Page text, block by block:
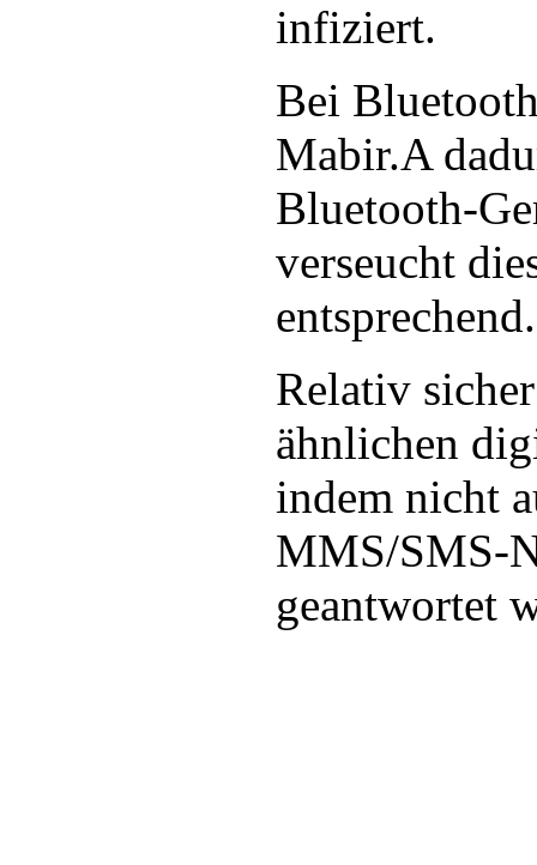
infiziert.
Bei
Mabir.A
Bluetooth-
verseucht
entsprechend.
Relativ
ähnlichen
indem nicht
MMS/SMS-
geantwortet